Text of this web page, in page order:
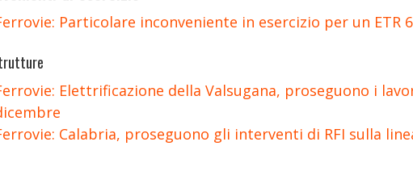
Particolare inconveniente in esercizio per un ETR
Elettrificazione della Valsugana, proseguono i
Calabria, proseguono gli interventi di RFI sulla